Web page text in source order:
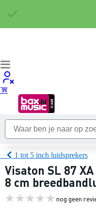
1 tot 5 inch luidsprekers
Visaton SL 87
8 cm
nog geen